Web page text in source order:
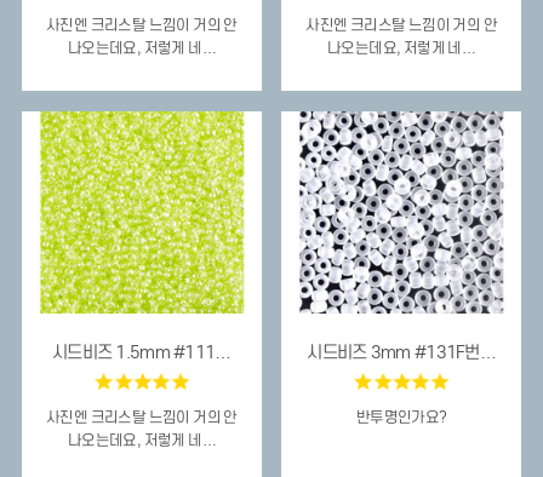
사진엔 크리스탈 느낌이 거의 안
나오는데요, 저렇게 네…
사진엔 크리스탈 느낌이 거의 안
나오는데요, 저렇게 네…
시드비즈 1.5mm #111…
사진엔 크리스탈 느낌이 거의 안
나오는데요, 저렇게 네…
시드비즈 3mm #131F번…
반투명인가요?